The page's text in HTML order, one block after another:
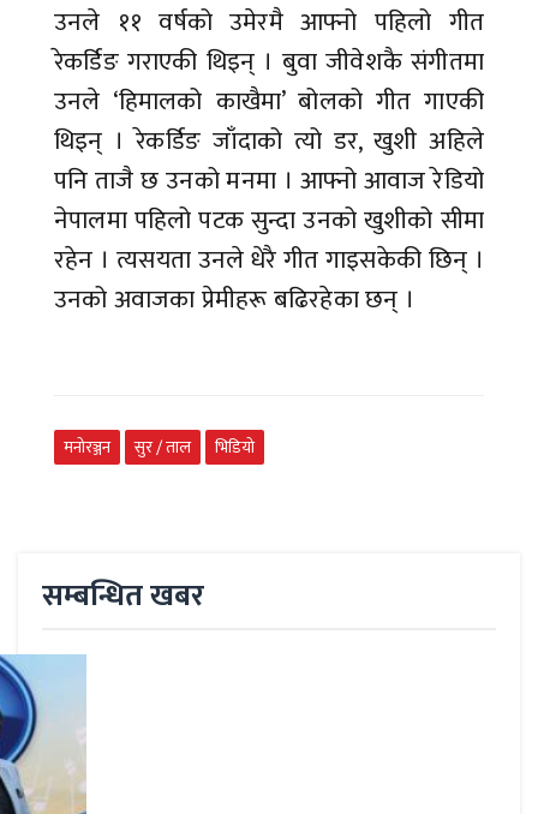
उनले ११ वर्षको उमेरमै आफ्नो पहिलो गीत
रेकर्डिङ गराएकी थिइन् । बुवा जीवेशकै संगीतमा
उनले ‘हिमालको काखैमा’ बोलको गीत गाएकी
थिइन् । रेकर्डिङ जाँदाको त्यो डर, खुशी अहिले
पनि ताजै छ उनको मनमा । आफ्नो आवाज रेडियो
नेपालमा पहिलो पटक सुन्दा उनको खुशीको सीमा
रहेन । त्यसयता उनले धेरै गीत गाइसकेकी छिन् ।
उनको अवाजका प्रेमीहरू बढिरहेका छन् ।
मनोरञ्जन सुर / ताल भिडियो
सम्बन्धित खबर